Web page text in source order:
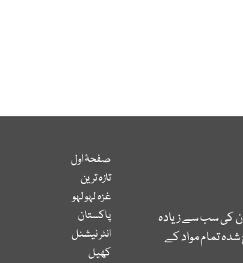
کی سب سے زیادہ
تمام مواد کے
صفحۂ اول
تازہ ترین
غزہ لہو لہو
پاکستان
انٹر نیشنل
کھیل